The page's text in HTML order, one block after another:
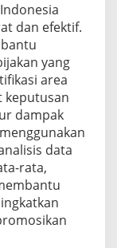
dan efektif.
yang
area
keputusan
dampak
data
rata,